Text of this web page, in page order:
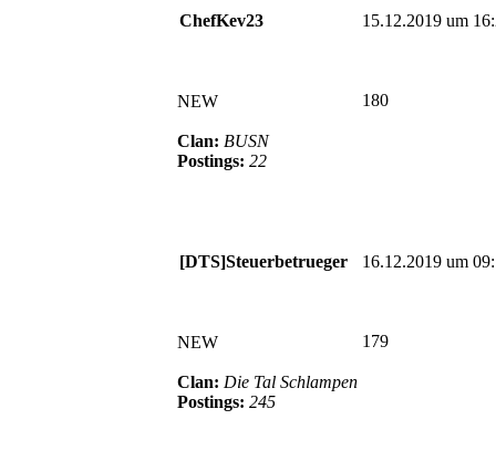
ChefKev23 15.12.2019 um
NEW
Clan: BUSN
Postings: 22
180
[DTS]Steuerbetrueger 16.12.2019 um
NEW
Clan: Die Tal Schlampen
Postings: 245
179